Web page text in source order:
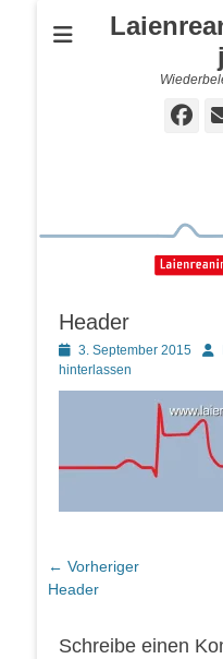
Header
Posted
on
3. September 2015
hinterlassen
Beitragsnavigation
← Vorheriger
Vorheriger
Header
Schreibe einen